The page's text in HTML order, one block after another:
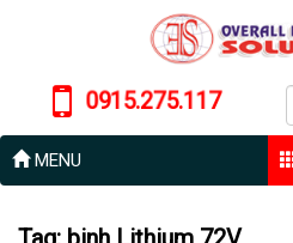
0915.275.117
MENU